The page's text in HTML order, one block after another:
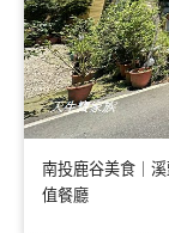
南投鹿谷美食｜
值餐廳